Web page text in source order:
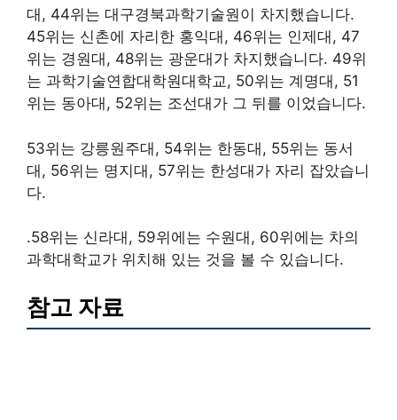
대, 44위는 대구경북과학기술원이 차지했습니다.
45위는 신촌에 자리한 홍익대, 46위는 인제대, 47
위는 경원대, 48위는 광운대가 차지했습니다. 49위
는 과학기술연합대학원대학교, 50위는 계명대, 51
위는 동아대, 52위는 조선대가 그 뒤를 이었습니다.
53위는 강릉원주대, 54위는 한동대, 55위는 동서
대, 56위는 명지대, 57위는 한성대가 자리 잡았습니
다.
.58위는 신라대, 59위에는 수원대, 60위에는 차의
과학대학교가 위치해 있는 것을 볼 수 있습니다.
참고 자료